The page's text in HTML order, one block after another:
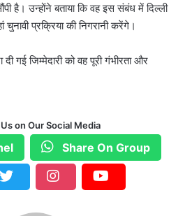
है। उन्होंने बताया कि वह इस संबंध में दिल्ली
प्रक्रिया की निगरानी करेंगे।
दी गई जिम्मेदारी को वह पूरी गंभीरता और
on Our Social Media
Share On Group